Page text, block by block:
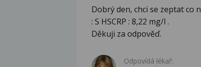
Dobrý den, chci se zeptat co
: S HSCRP : 8,22 mg/l .
Děkuji za odpověď.
Odpovídá lékař: